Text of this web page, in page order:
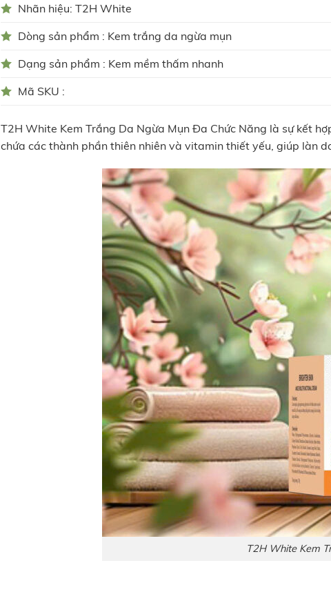
Nhãn hiệu: T2H White
Dòng sản phẩm : Kem trắng da ngừa mụn
Dạng sản phẩm : Kem mềm thấm nhanh
Mã SKU :
T2H White Kem Trắng Da Ngừa Mụn Đa Chức Năng là sự kết
chứa các thành phần thiên nhiên và vitamin thiết yếu, giúp làn
T2H White Kem